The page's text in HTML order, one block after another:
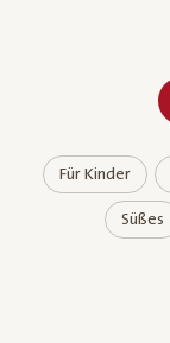
Für Kinder
Süßes